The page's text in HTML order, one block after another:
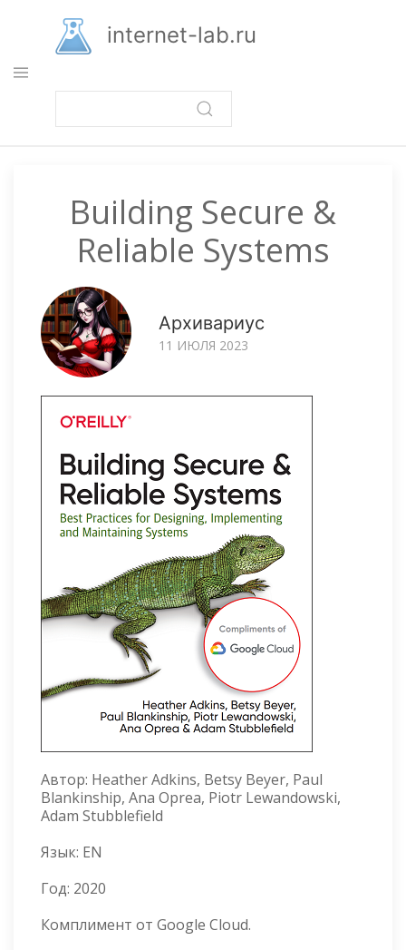
основному
содержанию
internet-lab.ru
Building Secure &
Reliable Systems
Архивариус
11 ИЮЛЯ 2023
Автор: Heather Adkins, Betsy Beyer, Paul
Blankinship, Ana Oprea, Piotr Lewandowski,
Adam Stubblefield
Язык: EN
Год: 2020
Комплимент от Google Cloud.